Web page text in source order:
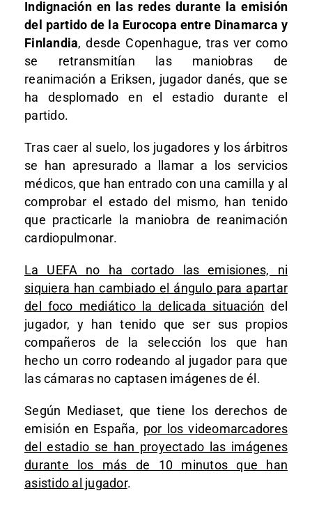
Indignación en las redes durante la emisión
del partido de la Eurocopa entre Dinamarca y
Finlandia, desde Copenhague, tras ver como
se retransmitían las maniobras de
reanimación a Eriksen, jugador danés, que se
ha desplomado en el estadio durante el
partido.
Tras caer al suelo, los jugadores y los árbitros
se han apresurado a llamar a los servicios
médicos, que han entrado con una camilla y al
comprobar el estado del mismo, han tenido
que practicarle la maniobra de reanimación
cardiopulmonar.
La UEFA no ha cortado las emisiones, ni
siquiera han cambiado el ángulo para apartar
del foco mediático la delicada situación del
jugador, y han tenido que ser sus propios
compañeros de la selección los que han
hecho un corro rodeando al jugador para que
las cámaras no captasen imágenes de él.
Según Mediaset, que tiene los derechos de
emisión en España, por los videomarcadores
del estadio se han proyectado las imágenes
durante los más de 10 minutos que han
asistido al jugador.